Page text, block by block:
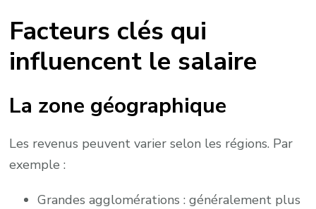
Facteurs clés qui
influencent le salaire
La zone géographique
Les revenus peuvent varier selon les régions. Par
exemple :
Grandes agglomérations : généralement plus